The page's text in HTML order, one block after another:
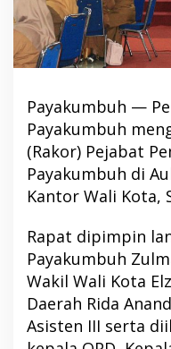
Payakumbuh —
Payakumbuh
(Rakor) Pejabat
Payakumbuh di
Kantor Wali Kota,
Rapat dipimpin
Payakumbuh
Wakil Wali Kota
Daerah Rida
Asisten III serta